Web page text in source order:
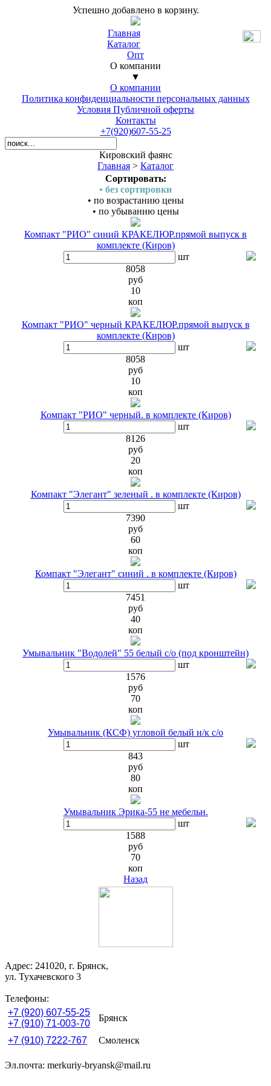
Успешно добавлено в корзину.
Главная
Каталог
Опт
О компании
▼
О компании
Политика конфиденциальности персональных данных
Условия Публичной оферты
Контакты
+7(920)607-55-25
Кировский фаянс
Главная > Каталог
Сортировать:
• без сортировки
• по возрастанию цены
• по убыванию цены
Компакт "РИО" синий КРАКЕЛЮР.прямой выпуск в
комплекте (Киров)
шт
8058
руб
10
коп
Компакт "РИО" черный КРАКЕЛЮР.прямой выпуск в
комплекте (Киров)
шт
8058
руб
10
коп
Компакт "РИО" черный. в комплекте (Киров)
шт
8126
руб
20
коп
Компакт "Элегант" зеленый . в комплекте (Киров)
шт
7390
руб
60
коп
Компакт "Элегант" синий . в комплекте (Киров)
шт
7451
руб
40
коп
Умывальник "Водолей" 55 белый с/о (под кронштейн)
шт
1576
руб
70
коп
Умывальник (КСФ) угловой белый н/к с/о
шт
843
руб
80
коп
Умывальник Эрика-55 не мебельн.
шт
1588
руб
70
коп
Назад
Адрес: 241020, г. Брянск,
ул. Тухачевского 3
Телефоны:
+7 (920) 607-55-25
+7 (910) 71-003-70
Брянск
+7 (910) 7222-767 Смоленск
Эл.почта: merkuriy-bryansk@mail.ru